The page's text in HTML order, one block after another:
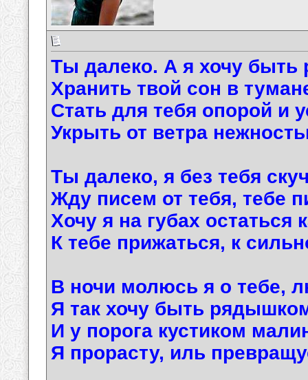
Ты далеко. А я хочу быть
Хранить твой сон в
Стать для тебя опорой и
Укрыть от ветра
Ты далеко, я без тебя
Жду писем от тебя, тебе
Хочу я на губах остаться
К тебе прижаться, к
В ночи молюсь я о тебе,
Я так хочу быть
И у порога кустиком
Я прорасту, иль